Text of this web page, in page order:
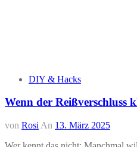
DIY & Hacks
Wenn der Reißverschluss
von Rosi An 13. März 2025